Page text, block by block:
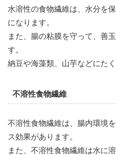
水溶性の食物繊維は、水分を
になります。
また、腸の粘膜を守って、善
す。
納豆や海藻類、山芋などにた
不溶性食物繊維
不溶性食物繊維は、腸内環境
ス効果があります。
また、不溶性食物繊維は水に